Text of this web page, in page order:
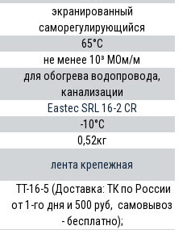
экранированный
саморегулирующийся
65°С
не менее 10³ МОм/м
для обогрева водопровода,
канализации
Eastec SRL 16-2 CR
-10°C
0,52кг
лента крепежная
TT-16-5 (Доставка: ТК по России
от 1-го дня и 500 руб, самовывоз
- бесплатно);